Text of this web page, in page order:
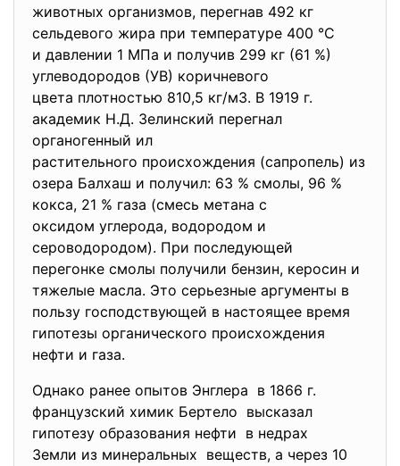
животных организмов, перегнав 492 кг
сельдевого жира при температуре 400 °С
и давлении 1 МПа и получив 299 кг (61 %)
углеводородов (УВ) коричневого
цвета плотностью 810,5 кг/м3. В 1919 г.
академик Н.Д. Зелинский перегнал
органогенный ил
растительного происхождения (сапропель) из
озера Балхаш и получил: 63 % смолы, 96 %
кокса, 21 % газа (смесь метана с
оксидом углерода, водородом и
сероводородом). При последующей
перегонке смолы получили бензин, керосин и
тяжелые масла. Это серьезные аргументы в
пользу господствующей в настоящее время
гипотезы органического происхождения
нефти и газа.
Однако ранее опытов Энглера в 1866 г.
французский химик Бертело высказал
гипотезу образования нефти в недрах
Земли из минеральных веществ, а через 10